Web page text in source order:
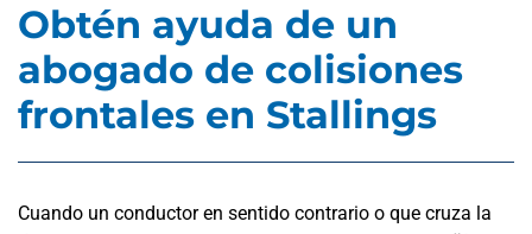
Obtén ayuda de un
abogado de colisiones
frontales en Stallings
Cuando un conductor en sentido contrario o que cruza la